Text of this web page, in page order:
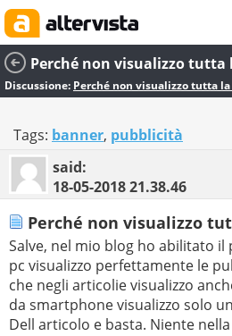
Perché non visualizzo tutta
Discussione: Perché non visualizzo tutta
Tags: banner, pubblicità
said:
18-05-201821.38.46
Perché non visualizzo
Salve, nel mio blog ho abilitato
pc visualizzo perfettamente le
che negli articolie visualizzo
da smartphone visualizzo solo
Dell articolo e basta. Niente